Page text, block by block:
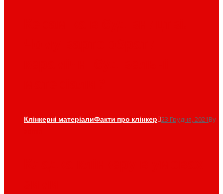
Клінкерні матеріалиФакти про клінкер 23 Грудня, 2021By